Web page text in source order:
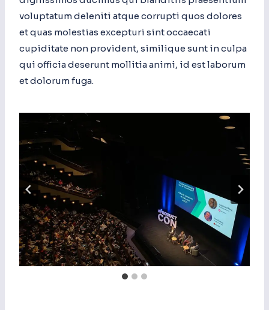
voluptatum deleniti atque corrupti quos dolores
et quas molestias excepturi sint occaecati
cupiditate non provident, similique sunt in culpa
qui officia deserunt mollitia animi, id est laborum
et dolorum fuga.